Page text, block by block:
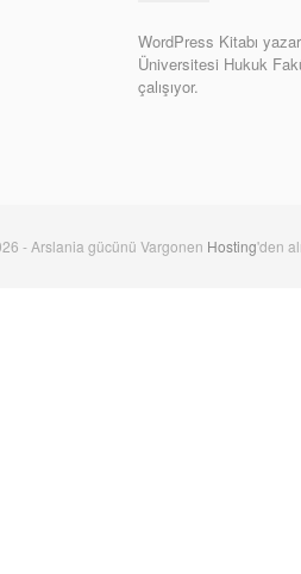
WordPress Kitabı
Üniversitesi Hukuk
çalışıyor.
- Arslania gücünü Vargonen Hosting'den